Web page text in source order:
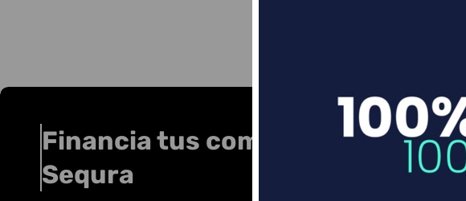
Financia tus compras con
Sequra